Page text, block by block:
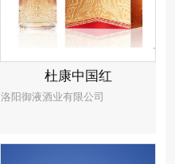
杜康中国红
洛阳御液酒业有限公司